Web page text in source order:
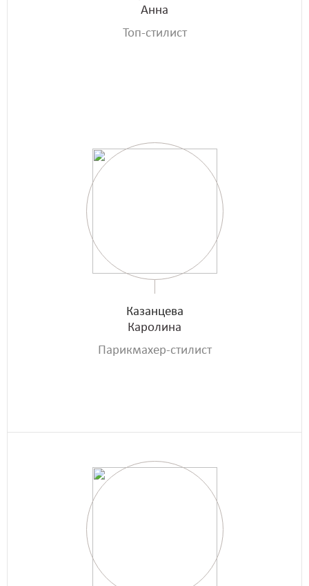
Анна
Топ-стилист
Казанцева
Каролина
Парикмахер-стилист